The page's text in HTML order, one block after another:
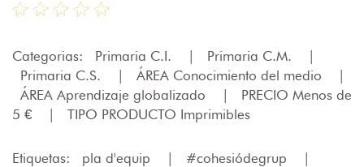
Categorias: Primaria C.I. | Primaria C.M.
|
Primaria C.S.
| ÁREA Conocimiento del medio
|
ÁREA Aprendizaje globalizado
|
PRECIO Menos de
5 €
| TIPO PRODUCTO Imprimibles
Etiquetas: pla d'equip | #cohesiódegrup
|